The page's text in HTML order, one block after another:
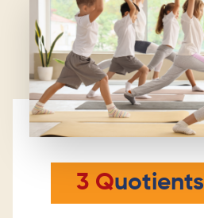
3 Quotients